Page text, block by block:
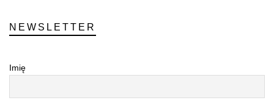
NEWSLETTER
Imię